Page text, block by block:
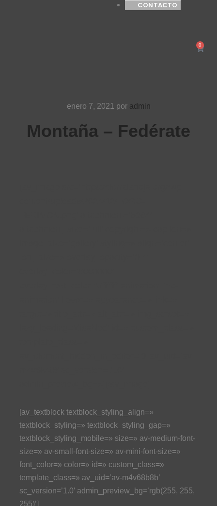
CONTACTO
0
enero 7, 2021 por admin
Montaña – Fedérate
[av_textblock textblock_styling_align=»
textblock_styling=» textblock_styling_gap=»
textblock_styling_mobile=» size=» av-medium-font-
size=» av-small-font-size=» av-mini-font-size=»
font_color=» color=» id=» custom_class=»
template_class=» av_uid=’av-m4v68b8b’
sc_version=’1.0′ admin_preview_bg=’rgb(255, 255,
255)’]